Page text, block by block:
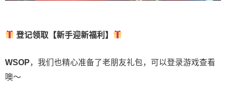
登记领取【新手迎新福利】
WSOP，我们也精心准备了老朋友礼包，可以登录游戏查看
噢～